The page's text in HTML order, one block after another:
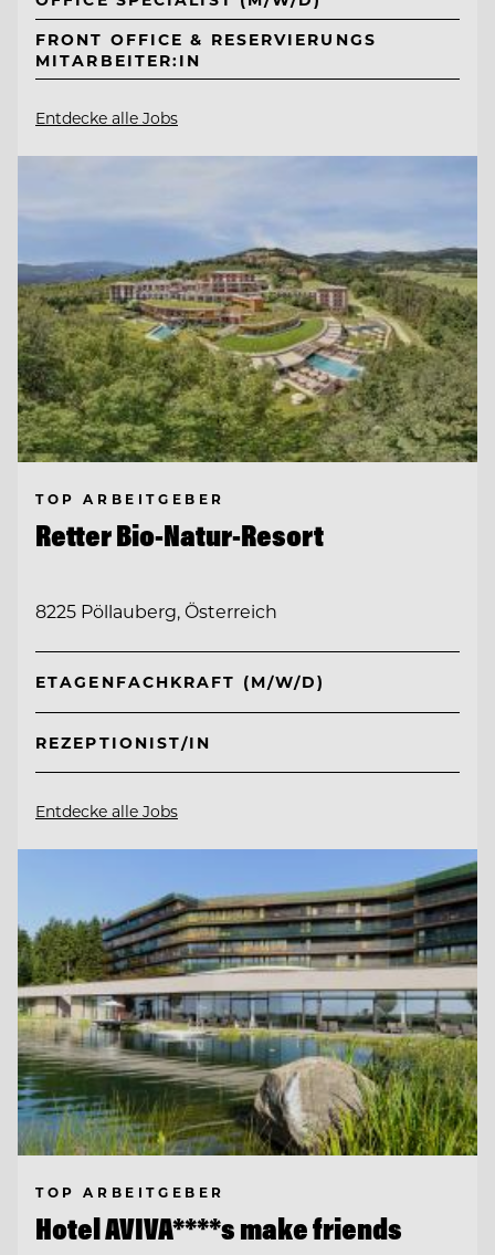
FRONT OFFICE & RESERVIERUNGS
MITARBEITER:IN
Entdecke alle Jobs
TOP ARBEITGEBER
Retter Bio-Natur-Resort
8225 Pöllauberg, Österreich
ETAGENFACHKRAFT (M/W/D)
REZEPTIONIST/IN
Entdecke alle Jobs
TOP ARBEITGEBER
Hotel AVIVA****s make friends